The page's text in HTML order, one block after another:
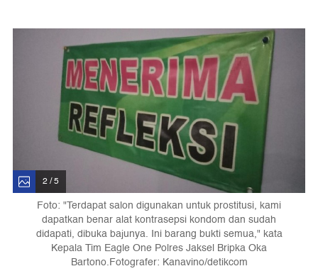
2 / 5
Foto: "Terdapat salon digunakan untuk prostitusi, kami
dapatkan benar alat kontrasepsi kondom dan sudah
didapati, dibuka bajunya. Ini barang bukti semua," kata
Kepala Tim Eagle One Polres Jaksel Bripka Oka
Bartono.Fotografer: Kanavino/detikcom